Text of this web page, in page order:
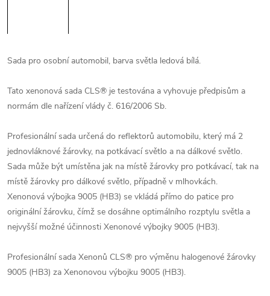
Sada pro osobní automobil, barva světla ledová bílá.
Tato xenonová sada CLS® je testována a vyhovuje předpisům a
normám dle nařízení vlády č. 616/2006 Sb.
Profesionální sada určená do reflektorů automobilu, který má 2
jednovláknové žárovky, na potkávací světlo a na dálkové světlo.
Sada může být umístěna jak na místě žárovky pro potkávací, tak na
místě žárovky pro dálkové světlo, případně v mlhovkách.
Xenonová výbojka 9005 (HB3) se vkládá přímo do patice pro
originální žárovku, čímž se dosáhne optimálního rozptylu světla a
nejvyšší možné účinnosti Xenonové výbojky 9005 (HB3).
Profesionální sada Xenonů CLS® pro výměnu halogenové žárovky
9005 (HB3) za Xenonovou výbojku 9005 (HB3).